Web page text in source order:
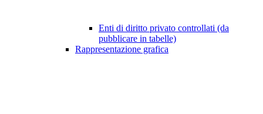
Enti di diritto privato controllati (da
pubblicare in tabelle)
Rappresentazione grafica